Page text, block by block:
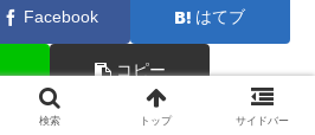
Facebook はてブ
コピー
検索 トップ サイドバー